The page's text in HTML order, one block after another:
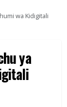
wa Kidigitali
ya